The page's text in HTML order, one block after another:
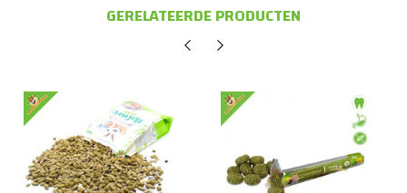
GERELATEERDE PRODUCTEN